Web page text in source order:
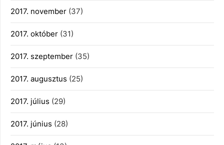
2017. november (37)
2017. október (31)
2017. szeptember (35)
2017. augusztus (25)
2017. július (29)
2017. június (28)